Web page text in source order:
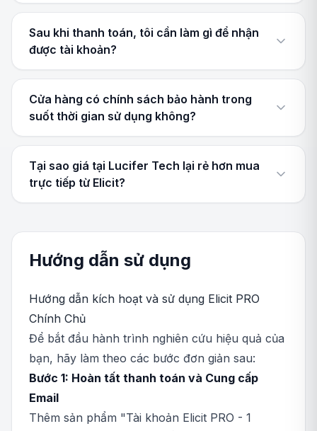
Sau khi thanh toán, tôi cần làm gì để nhận
được tài khoản?
Cửa hàng có chính sách bảo hành trong
suốt thời gian sử dụng không?
Tại sao giá tại Lucifer Tech lại rẻ hơn mua
trực tiếp từ Elicit?
Hướng dẫn sử dụng
Hướng dẫn kích hoạt và sử dụng Elicit PRO
Chính Chủ
Để bắt đầu hành trình nghiên cứu hiệu quả của
bạn, hãy làm theo các bước đơn giản sau:
Bước 1: Hoàn tất thanh toán và Cung cấp
Email
Thêm sản phẩm "Tài khoản Elicit PRO - 1